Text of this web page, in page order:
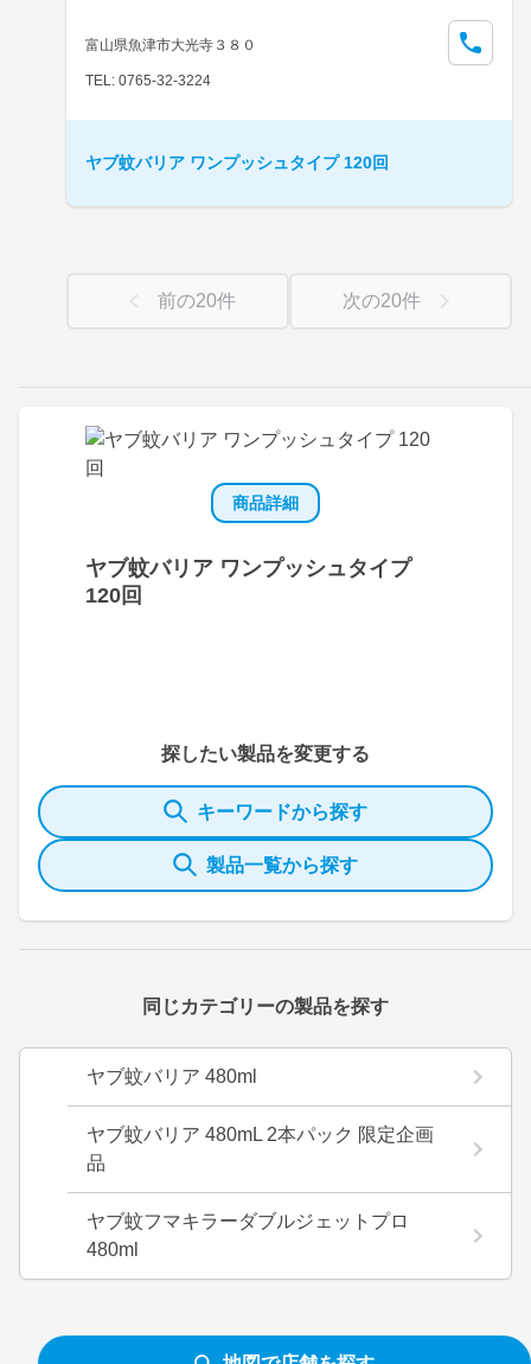
商品詳細
ヤブ蚊バリア ワンプッシュタイプ
120回
探したい製品を変更する
キーワードから探す
製品一覧から探す
同じカテゴリーの製品を探す
ヤブ蚊バリア 480ml
ヤブ蚊バリア 480mL 2本パック 限定企画
品
ヤブ蚊フマキラーダブルジェットプロ
480ml
富山県魚津市大光寺３８０
TEL: 0765-32-3224
ヤブ蚊バリア ワンプッシュタイプ 120回
前の20件 次の20件